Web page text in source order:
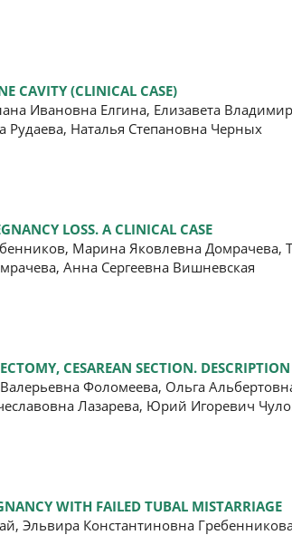
CAVITY (CLINICAL CASE)
Ивановна Елгина, Елизавета
Наталья Степановна Черных
LOSS. A CLINICAL CASE
Марина Яковлевна Домрачева,
Анна Сергеевна Вишневская
CESAREAN SECTION.
Фоломеева, Ольга
Лазарева, Юрий Игоревич
WITH FAILED TUBAL MISTARRIAGE
Эльвира Константиновна